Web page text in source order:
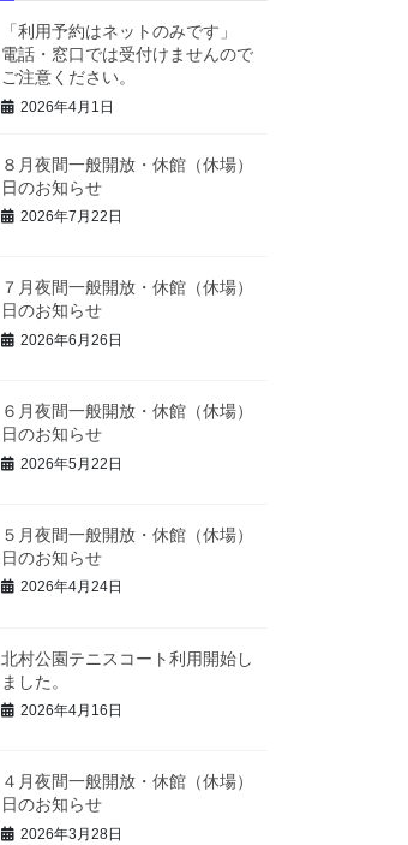
「利用予約はネットのみです」
電話・窓口では受付けませんので
ご注意ください。
2026年4月1日
８月夜間一般開放・休館（休場）
日のお知らせ
2026年7月22日
７月夜間一般開放・休館（休場）
日のお知らせ
2026年6月26日
６月夜間一般開放・休館（休場）
日のお知らせ
2026年5月22日
５月夜間一般開放・休館（休場）
日のお知らせ
2026年4月24日
北村公園テニスコート利用開始し
ました。
2026年4月16日
４月夜間一般開放・休館（休場）
日のお知らせ
2026年3月28日